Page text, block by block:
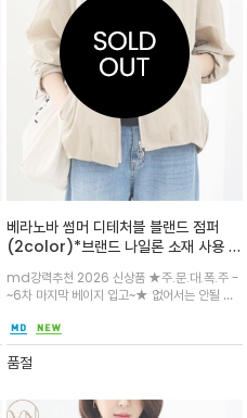
베라노바 썸머 디테처블 블랜드 점퍼
(2color)*브랜드 나일론 소재 사용 /
소매 안감없음 / 적당한 여유감과 나일
론 소재를 브랜드하여 초여름까지 입기
좋은 아이템 /심플한 카라 디자인과 메
탈 지퍼 포인트로 세련된 무드를 더한 아
이템
md강력추천 2026 신상품 ★주.문.대.폭.주 -
~6차 마지막 베이지 입고~★ 없어서는 안될 아
하면서도 시원한 소재로 초여름철까지도 쾌적함
유지/데일리룩 청바지나 슬랙스에 캐주얼하게
매치
품절